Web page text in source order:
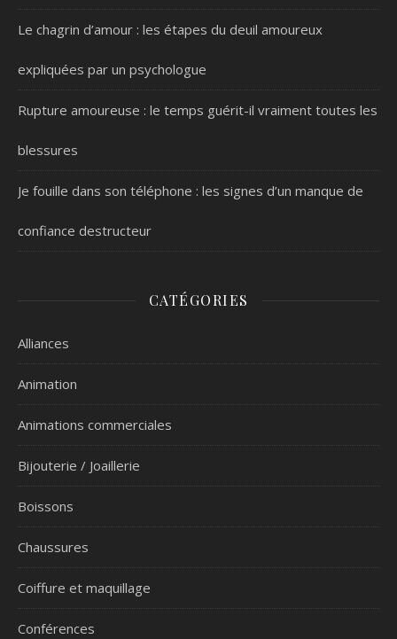
Le chagrin d’amour : les étapes du deuil amoureux
expliquées par un psychologue
Rupture amoureuse : le temps guérit-il vraiment toutes les
blessures
Je fouille dans son téléphone : les signes d’un manque de
confiance destructeur
CATÉGORIES
Alliances
Animation
Animations commerciales
Bijouterie / Joaillerie
Boissons
Chaussures
Coiffure et maquillage
Conférences